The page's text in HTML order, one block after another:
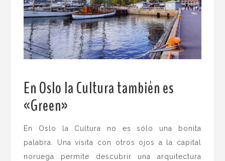
En Oslo la Cultura también es
«Green»
En Oslo la Cultura no es sólo una bonita
palabra. Una visita con otros ojos a la capital
noruega permite descubrir una arquitectura